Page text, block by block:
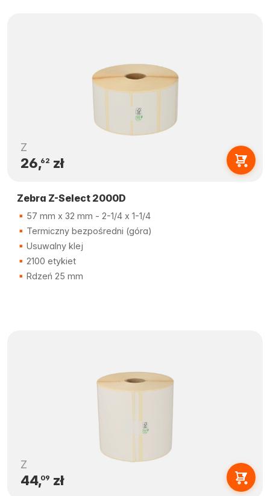
Z
26,62 zł
Zebra Z-Select 2000D
57 mm x 32 mm - 2-1/4 x 1-1/4
Termiczny bezpośredni (góra)
Usuwalny klej
2100 etykiet
Rdzeń 25 mm
Z
44,09 zł